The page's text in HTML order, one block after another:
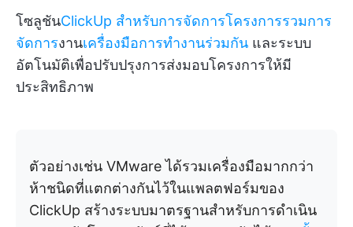
โซลูชันClickUp สำหรับการจัดการโครงการรวมการ
จัดการงานเครื่องมือการทำงานร่วมกัน และระบบ
อัตโนมัติเพื่อปรับปรุงการส่งมอบโครงการให้มี
ประสิทธิภาพ
ตัวอย่างเช่น VMware ได้รวมเครื่องมือมากกว่า
ห้าชนิดที่แตกต่างกันไว้ในแพลตฟอร์มของ
ClickUp สร้างระบบมาตรฐานสำหรับการดำเนิน